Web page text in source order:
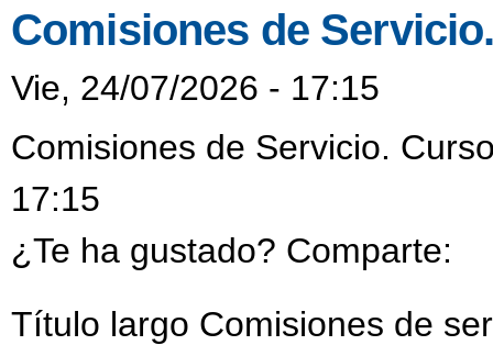
Comisiones de
Vie, 24/07/2026 - 17:15
Comisiones de Servicio.
17:15
¿Te ha gustado? Comparte:
Título largo Comisiones de